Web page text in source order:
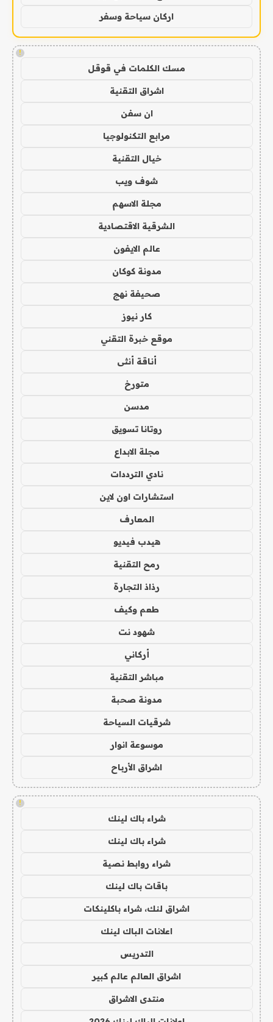
اركان سياحة وسفر
!
مسك الكلمات في قوقل
اشراق التقنية
ان سفن
مرابع التكنولوجيا
خيال التقنية
شوف ويب
مجلة الاسهم
الشرقية الاقتصادية
عالم الايفون
مدونة كوكان
صحيفة نهج
كار نيوز
موقع خبرة التقني
أناقة أنثى
متورخ
مدسن
روتانا تسويق
مجلة الابداع
نادي الترددات
استشارات اون لاين
المعارف
هيدب فيديو
رمح التقنية
رذاذ التجارة
طعم وكيف
شهود نت
أركاني
مباشر التقنية
مدونة صحبة
شرقيات السياحة
موسوعة انوار
اشراق الأرباح
!
شراء باك لينك
شراء باك لينك
شراء روابط نصية
باقات باك لينك
اشراق لنك، شراء باكلينكات
اعلانات الباك لينك
التدريس
اشراق العالم عالم كبير
منتدى الاشراق